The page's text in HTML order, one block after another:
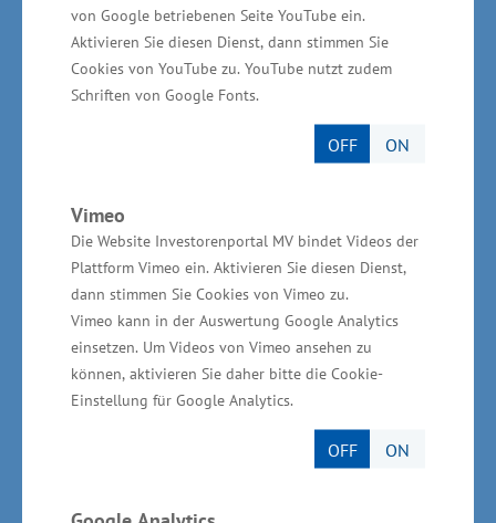
von Google betriebenen Seite YouTube ein.
Aktivieren Sie diesen Dienst, dann stimmen Sie
Cookies von YouTube zu. YouTube nutzt zudem
Schriften von Google Fonts.
OFF ON
Vimeo
Die Website Investorenportal MV bindet Videos der
Plattform Vimeo ein. Aktivieren Sie diesen Dienst,
dann stimmen Sie Cookies von Vimeo zu.
Vimeo kann in der Auswertung Google Analytics
einsetzen. Um Videos von Vimeo ansehen zu
können, aktivieren Sie daher bitte die Cookie-
Einstellung für Google Analytics.
OFF ON
für Wirtschaft, Arbeit und Gesundheit bestehen.
„Langfristig soll zudem eine enge
Zusammenarbeit mit dem Unternehmerverband
der Sprachakademie vereinbart werden. Ziel ist
Pflegeassistenten beginnen zu können und die
Einrichtung eines Bachelorstudiengangs Pflege
vor Ort zu etablieren“, sagte Rudolph.
150 Vietnamesen im ersten
Sprachkurs eingeschrieben